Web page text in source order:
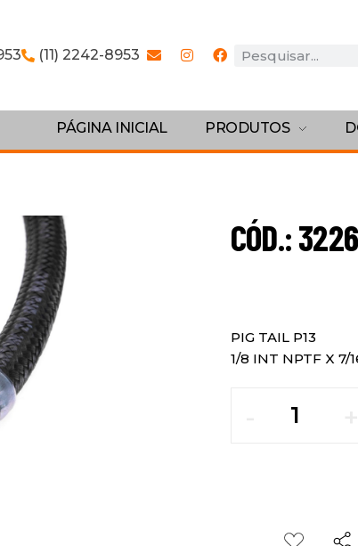
(11) 2242-8953
PÁGINA INICIAL PRODUTOS
CÓD.: 3226
PIG TAIL P13
1/8 INT NPTF X 7/